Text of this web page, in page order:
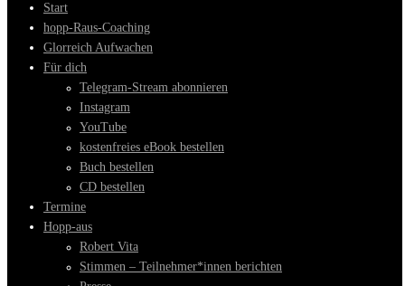
Start
hopp-Raus-Coaching
Glorreich Aufwachen
Für dich
Telegram-Stream abonnieren
Instagram
YouTube
kostenfreies eBook bestellen
Buch bestellen
CD bestellen
Termine
Hopp-aus
Robert Vita
Stimmen – Teilnehmer*innen berichten